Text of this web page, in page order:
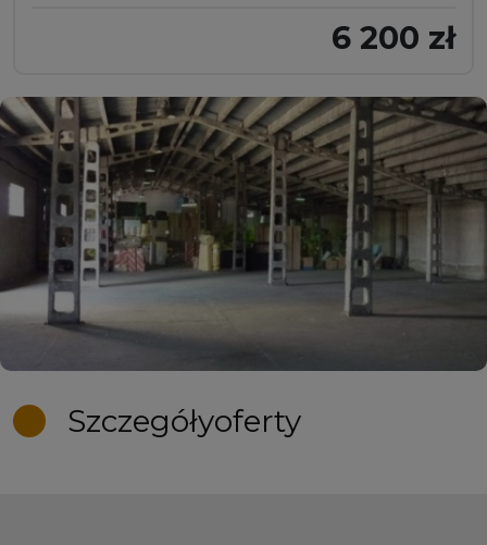
6 200 zł
Szczegółyoferty